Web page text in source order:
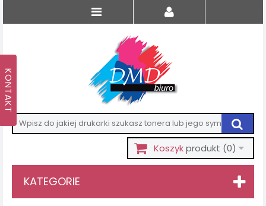
Koszykprodukt (0)
KATEGORIE